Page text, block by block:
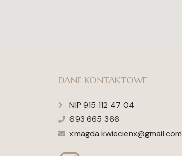
DANE KONTAKTOWE
NIP 915 112 47 04
693 665 366
xmagda.kwiecienx@gmail.com